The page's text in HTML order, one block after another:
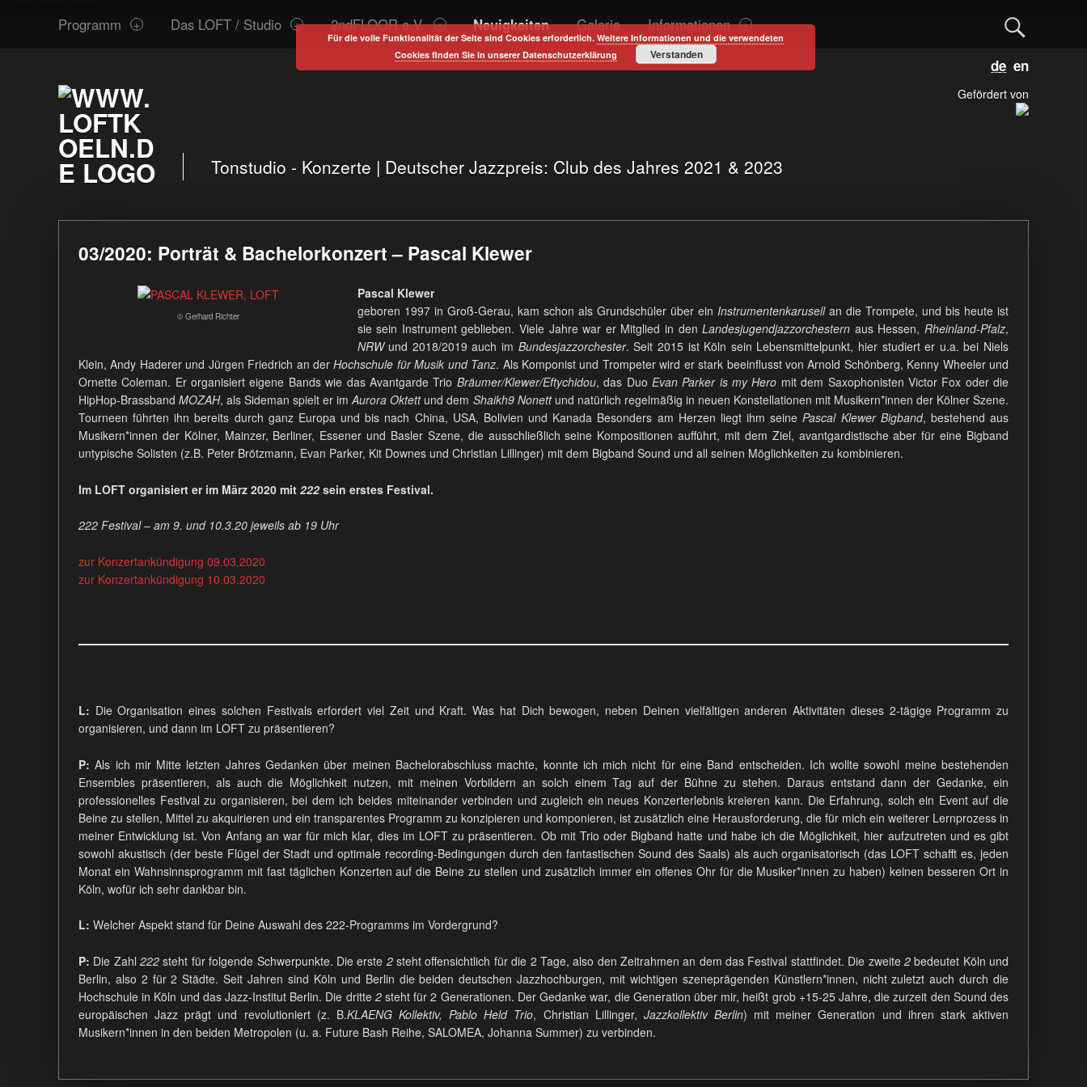
siteProgramm Das LOFT / Studio 2ndFLOOR e.V. Neuigkeiten Galerie Informationen
D
e
u
Tonstudio - Konzerte | Deutscher Jazzpreis: Club des Jahres 2021 & 2023
Gefördert von
03/2020: Porträt & Bachelorkonzert – Pascal Klewer
© Gerhard Richter
Pascal Klewer
geboren 1997 in Groß-Gerau, kam schon als Grundschüler über ein Instrumentenkarusellan die Trompete, und bis heute ist
sie sein Instrument geblieben. Viele Jahre war er Mitglied in denLandesjugendjazzorchestern aus Hessen,Rheinland-Pfalz,
NRWund 2018/2019 auch im Bundesjazzorchester. Seit 2015 ist Köln sein Lebensmittelpunkt, hier studiert er u.a. bei Niels
Klein, Andy Haderer und Jürgen Friedrich an derHochschule für Musik und Tanz. Als Komponist und Trompeter wird er stark beeinflusst von Arnold Schönberg, Kenny Wheeler und
Ornette Coleman. Er organisiert eigene Bands wie das Avantgarde Trio Bräumer/Klewer/Eftychidou, das Duo Evan Parker is my Hero mit dem Saxophonisten Victor Fox oder die
HipHop-BrassbandMOZAH, als Sideman spielt er imAurora Oktettund dem Shaikh9 Nonettund natürlich regelmäßig in neuen Konstellationen mit Musikern*innen der Kölner Szene.
Tourneen führten ihn bereits durch ganz Europa und bis nach China, USA, Bolivien und Kanada Besonders am Herzen liegt ihm seinePascal Klewer Bigband, bestehend aus
Musikern*innen der Kölner, Mainzer, Berliner, Essener und Basler Szene, die ausschließlich seine Kompositionen aufführt, mit dem Ziel, avantgardistische aber für eine Bigband
untypische Solisten (z.B. Peter Brötzmann, Evan Parker, Kit Downes und Christian Lillinger) mit dem Bigband Sound und all seinen Möglichkeiten zu kombinieren.
Im LOFT organisiert er im März 2020 mit 222sein erstes Festival.
222 Festival – am 9. und 10.3.20 jeweils ab 19 Uhr
zur Konzertankündigung 09.03.2020
zur Konzertankündigung 10.03.2020
L: Die Organisation eines solchen Festivals erfordert viel Zeit und Kraft. Was hat Dich bewogen, neben Deinen vielfältigen anderen Aktivitäten dieses 2-tägige Programm zu
organisieren, und dann im LOFT zu präsentieren?
P: Als ich mir Mitte letzten Jahres Gedanken über meinen Bachelorabschluss machte, konnte ich mich nicht für eine Band entscheiden. Ich wollte sowohl meine bestehenden
Ensembles präsentieren, als auch die Möglichkeit nutzen, mit meinen Vorbildern an solch einem Tag auf der Bühne zu stehen. Daraus entstand dann der Gedanke, ein
professionelles Festival zu organisieren, bei dem ich beides miteinander verbinden und zugleich ein neues Konzerterlebnis kreieren kann. Die Erfahrung, solch ein Event auf die
Beine zu stellen, Mittel zu akquirieren und ein transparentes Programm zu konzipieren und komponieren, ist zusätzlich eine Herausforderung, die für mich ein weiterer Lernprozess in
meiner Entwicklung ist. Von Anfang an war für mich klar, dies im LOFT zu präsentieren. Ob mit Trio oder Bigband hatte und habe ich die Möglichkeit, hier aufzutreten und es gibt
sowohl akustisch (der beste Flügel der Stadt und optimale recording-Bedingungen durch den fantastischen Sound des Saals) als auch organisatorisch (das LOFT schafft es, jeden
Monat ein Wahnsinnsprogramm mit fast täglichen Konzerten auf die Beine zu stellen und zusätzlich immer ein offenes Ohr für die Musiker*innen zu haben) keinen besseren Ort in
Köln, wofür ich sehr dankbar bin.
L: Welcher Aspekt stand für Deine Auswahl des 222-Programms im Vordergrund?
P: Die Zahl222 steht für folgende Schwerpunkte. Die erste 2steht offensichtlich für die 2 Tage, also den Zeitrahmen an dem das Festival stattfindet. Die zweite 2bedeutet Köln und
Berlin, also 2 für 2 Städte. Seit Jahren sind Köln und Berlin die beiden deutschen Jazzhochburgen, mit wichtigen szeneprägenden Künstlern*innen, nicht zuletzt auch durch die
Hochschule in Köln und das Jazz-Institut Berlin. Die dritte 2steht für 2 Generationen. Der Gedanke war, die Generation über mir, heißt grob +15-25 Jahre, die zurzeit den Sound des
europäischen Jazz prägt und revolutioniert (z. B.KLAENG Kollektiv, Pablo Held Trio, Christian Lillinger, Jazzkollektiv Berlin) mit meiner Generation und ihren stark aktiven
Musikern*innen in den beiden Metropolen (u. a. Future Bash Reihe, SALOMEA, Johanna Summer) zu verbinden.
P
Für die volle Funktionalität der Seite sind Cookies erforderlich. Weitere Informationen und die verwendeten
Cookies finden Sie in unserer Datenschutzerklärung
Verstanden